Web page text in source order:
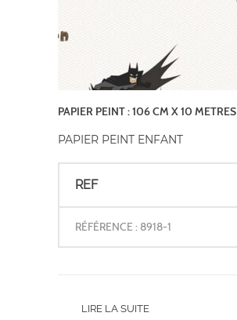
PAPIER PEINT : 106 CM X 10 METRES
PAPIER PEINT ENFANT
REF
RÉFÉRENCE : 8918-1
LIRE LA SUITE